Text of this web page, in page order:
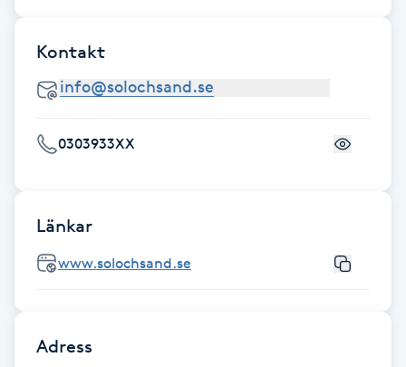
Hatha Yoga
Headspa
Herrklippning
HIFU
Hollywood Peel
Kontakt
0303933XX
Länkar
www.solochsand.se
Adress